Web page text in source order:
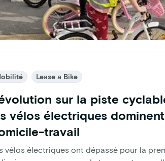
Lease a Bike
sur la piste
vélos électriques
travail
vélos électriques ont dépassé pour la